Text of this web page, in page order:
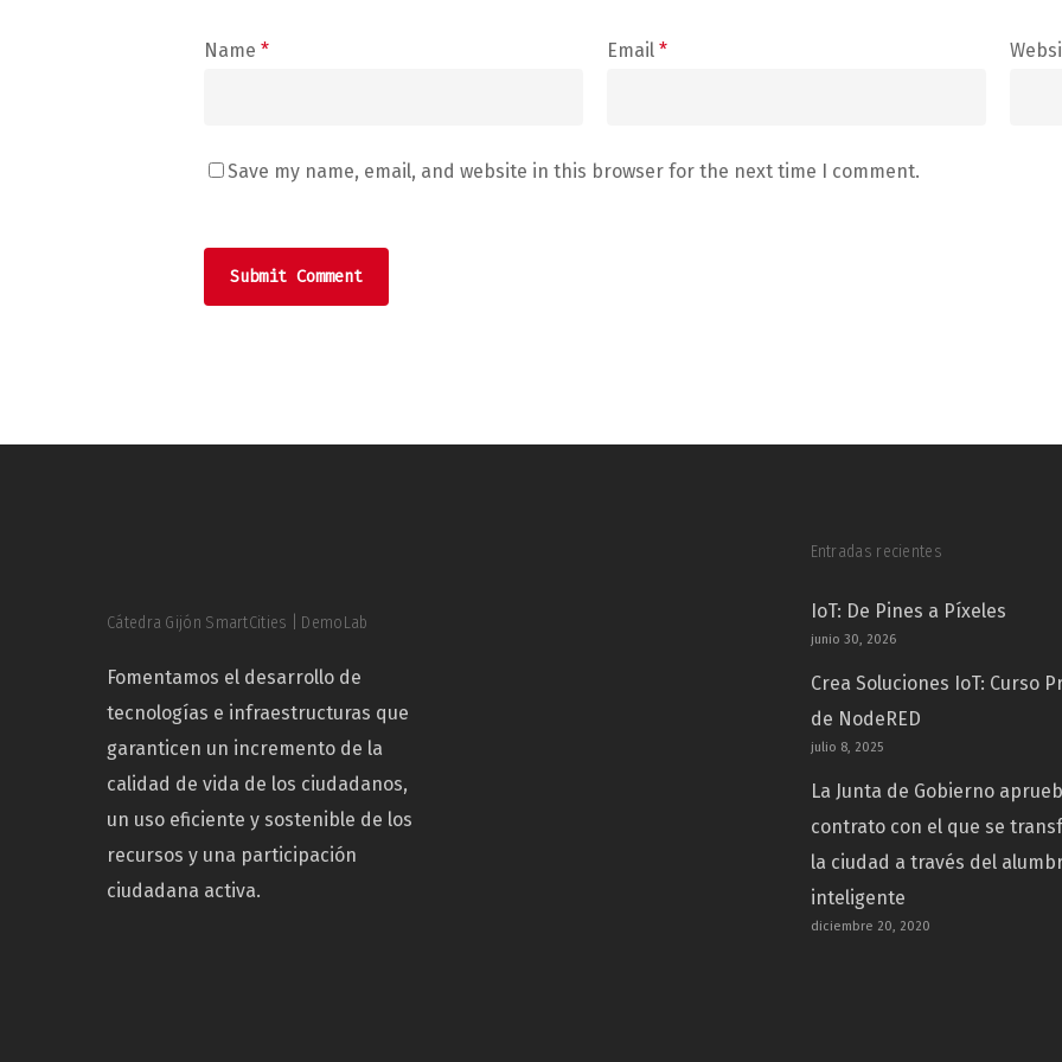
Name * Email *
Save my name, email, and website in this browser for the next time I comment.
Cátedra Gijón SmartCities | DemoLab
Fomentamos el desarrollo de
tecnologías e infraestructuras que
garanticen un incremento de la
calidad de vida de los ciudadanos,
un uso eficiente y sostenible de los
recursos y una participación
ciudadana activa.
Entradas recientes
IoT: De Pines a Píxeles
junio 30, 2026
Crea Soluciones IoT: Curso
de NodeRED
julio 8, 2025
La Junta de Gobierno
contrato con el que se
la ciudad a través del
inteligente
diciembre 20, 2020